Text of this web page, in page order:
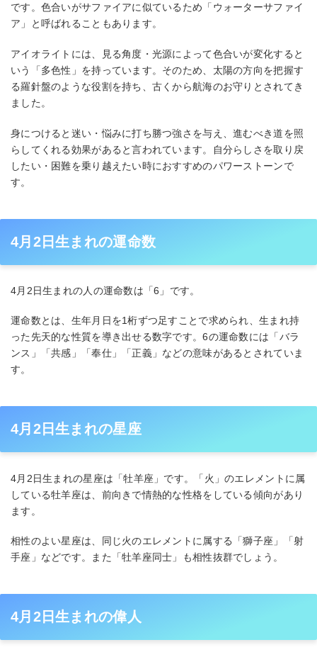
です。色合いがサファイアに似ているため「ウォーターサファイ
ア」と呼ばれることもあります。
アイオライトには、見る角度・光源によって色合いが変化すると
いう「多色性」を持っています。そのため、太陽の方向を把握す
る羅針盤のような役割を持ち、古くから航海のお守りとされてき
ました。
身につけると迷い・悩みに打ち勝つ強さを与え、進むべき道を照
らしてくれる効果があると言われています。自分らしさを取り戻
したい・困難を乗り越えたい時におすすめのパワーストーンで
す。
4月2日生まれの運命数
4月2日生まれの人の運命数は「6」です。
運命数とは、生年月日を1桁ずつ足すことで求められ、生まれ持
った先天的な性質を導き出せる数字です。6の運命数には「バラ
ンス」「共感」「奉仕」「正義」などの意味があるとされていま
す。
4月2日生まれの星座
4月2日生まれの星座は「牡羊座」です。「火」のエレメントに属
している牡羊座は、前向きで情熱的な性格をしている傾向があり
ます。
相性のよい星座は、同じ火のエレメントに属する「獅子座」「射
手座」などです。また「牡羊座同士」も相性抜群でしょう。
4月2日生まれの偉人